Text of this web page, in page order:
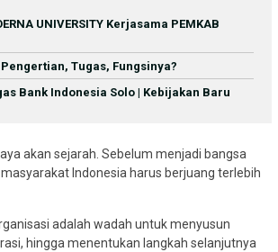
UNIVERSITY Kerjasama PEMKAB
Tugas, Fungsinya?
Bank Indonesia Solo | Kebijakan Baru
akan sejarah. Sebelum menjadi bangsa
Indonesia harus berjuang terlebih
adalah wadah untuk menyusun
hingga menentukan langkah selanjutnya